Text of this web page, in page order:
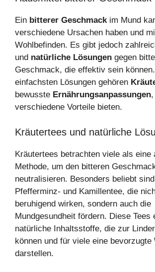
Ein bitterer Geschmackim Mund
verschiedene Ursachen haben und
Wohlbefinden. Es gibt jedoch
und natürliche Lösungen gegen
Geschmack, die effektiv sein
einfachsten Lösungen gehören
bewusste Ernährungsanpassungen
verschiedene Vorteile bieten.
Kräutertees und natürliche
Kräutertees betrachten viele als eine
Methode, um den bitteren
neutralisieren. Besonders beliebt
Pfefferminz- und Kamillentee, die
beruhigend wirken, sondern auch die
Mundgesundheit fördern. Diese Tees
natürliche Inhaltsstoffe, die zur
können und für viele eine bevorzugte
darstellen.